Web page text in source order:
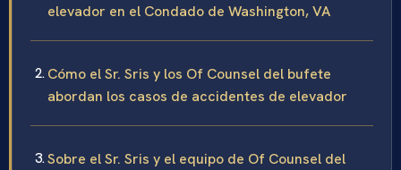
elevador en el Condado de Washington, VA
Cómo el Sr. Sris y los Of Counsel del bufete
abordan los casos de accidentes de elevador
Sobre el Sr. Sris y el equipo de Of Counsel del